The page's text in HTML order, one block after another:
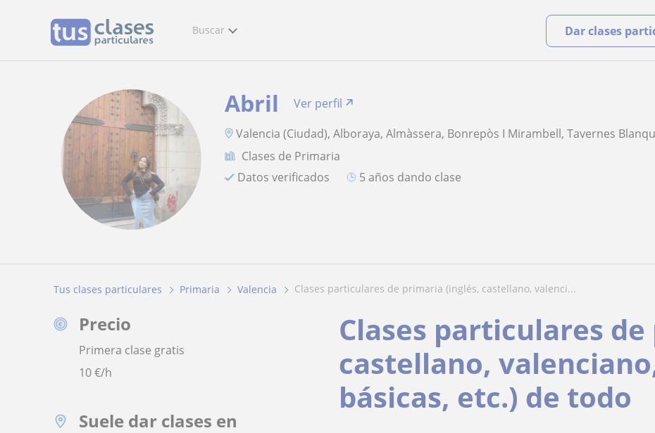
Buscar Dar clases
Abril
Ver perfil
Valencia (Ciudad), Alboraya, Almàssera, Bonrepòs I Mirambell, Tavernes
Clases de Primaria
Datos verificados
5 años dando clase
Tus clases particulares Primaria Valencia clases particulares de primaria (inglés, castellano, valenci...
Precio
Primera clase gratis
10€/h
Suele dar clases en
Clases particulares
castellano,
básicas, etc.) de todo